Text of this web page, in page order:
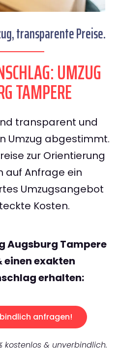
transparente Preise.
UMZUG
TAMPERE
transparent und
Umzug abgestimmt.
zur Orientierung
auf Anfrage ein
Umzugsangebot
Kosten.
Augsburg Tampere
einen exakten
erhalten:
anfragen!
kostenlos & unverbindlich.